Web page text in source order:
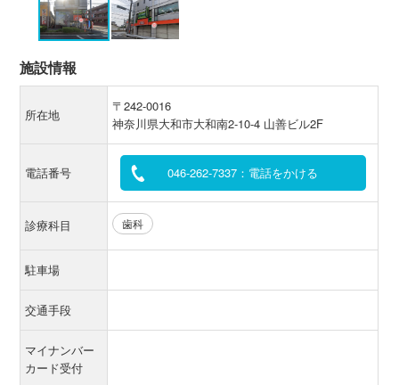
施設情報
所在地
〒242-0016
神奈川県大和市大和南2-10-4 山善ビル2F
電話番号 046-262-7337：電話をかける
診療科目 歯科
駐車場
交通手段
マイナンバー
カード受付